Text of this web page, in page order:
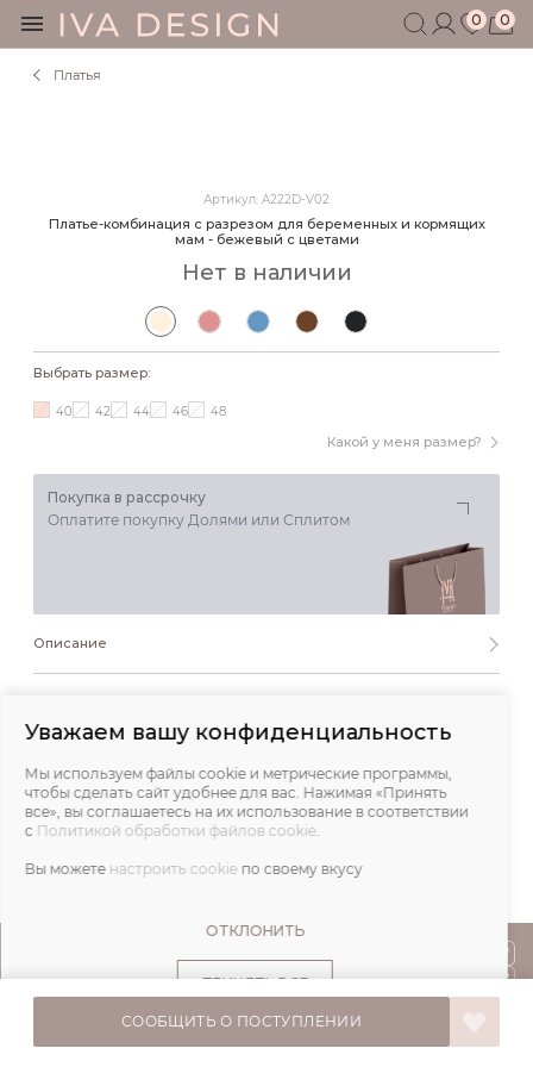
0 0
ДЕТЯМ
БЛОГ
ШОУРУМ
+7 495 401 6950
Платья
Артикул: A222D-V02
Платье-комбинация с разрезом для беременных и кормящих
мам - бежевый с цветами
Нет в наличии
Выбрать размер:
Какой у меня размер?
40 42 44 46 48
Покупка в рассрочку
Оплатите покупку Долями или Сплитом
СООБЩИТЬ О ПОСТУПЛЕНИИ
Описание
Отзывы
© IVA DESIGN,
Уважаем вашу конфиденциальность
Мы используем файлы cookie и метрические программы,
чтобы сделать сайт удобнее для вас. Нажимая «Принять
все», вы соглашаетесь на их использование в соответствии
с Политикой обработки файлов cookie.
Вы можете настроить cookie по своему вкусу
ОТКЛОНИТЬ
ПРИНЯТЬ ВСЕ